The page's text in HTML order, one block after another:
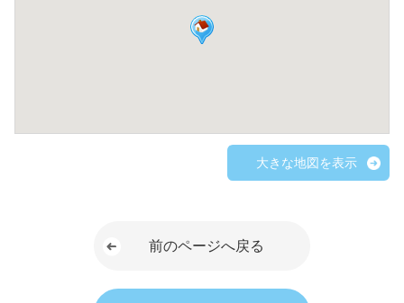
大きな地図を表示
前のページへ戻る